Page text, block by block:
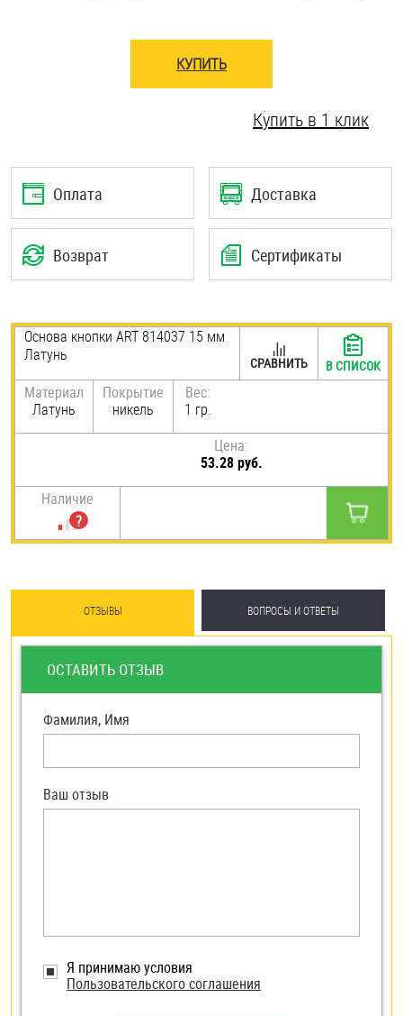
Саморезы и шурупы
Такелаж
Хомуты
Шайбы
Шпильки
Шплинты
Штифты и пальцы
КУПИТЬ
Купить в 1 клик
Оплата Доставка
Возврат Сертификаты
Основа кнопки ART 814037 15 мм
Латунь
Материал
Латунь
Покрытие
никель
Вес:
1 гр.
Цена:
53.28 руб.
Наличие
СРАВНИТЬ В СПИСОК
ОТЗЫВЫ ВОПРОСЫ И ОТВЕТЫ
ОСТАВИТЬ ОТЗЫВ
Фамилия, Имя
Я принимаю условия
Пользовательского соглашения
Ваш отзыв